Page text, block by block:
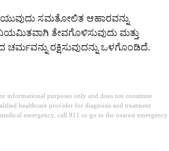
ಸಮತೋಲಿತ ಆಹಾರವನ್ನು
ನಿಯಮಿತವಾಗಿ ತೇವಗೊಳಿಸುವುದು ಮತ್ತು
ರಕ್ಷಿಸುವುದನ್ನು ಒಳಗೊಂಡಿದೆ.
informational purposes only and does not constitute
healthcare provider for diagnosis and treatment
emergency, call 911 or go to the nearest emergency